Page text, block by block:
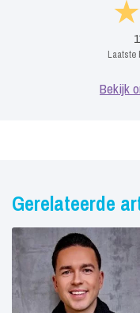
Laatste
Bekijk
Gerelateerde